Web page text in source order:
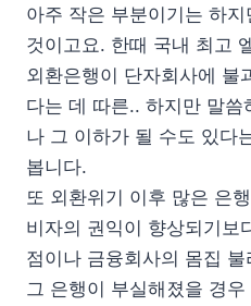
아주 작은 부분이기는 하
것이고요. 한때 국내 최고
외환은행이 단자회사에 불
다는 데 따른.. 하지만 말씀
나 그 이하가 될 수도 있다
봅니다.
또 외환위기 이후 많은 은
비자의 권익이 향상되기보
점이나 금융회사의 몸집
그 은행이 부실해졌을 경